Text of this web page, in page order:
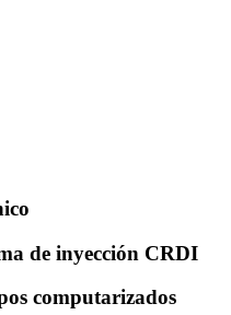
de inyección CRDI
computarizados